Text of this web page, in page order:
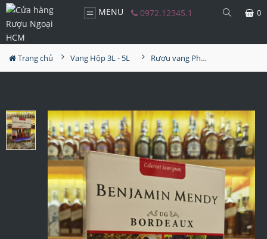
MENU 0972.12345.1 0
Trang chủ Vang Hộp 3L - 5L Rượu vang Pháp Benjamin Mendy 3L